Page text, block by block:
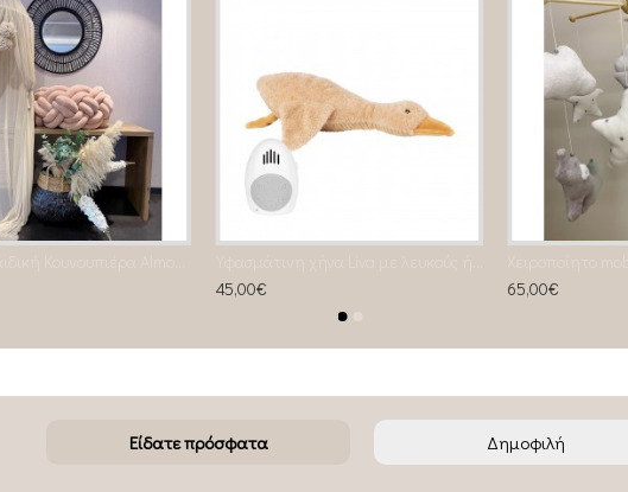
45,00€
65,00€
Είδατε πρόσφατα Δημοφιλή